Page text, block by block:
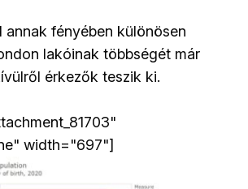
annak fényében különösen
lakóinak többségét már
érkezők teszik ki.
width="697"]